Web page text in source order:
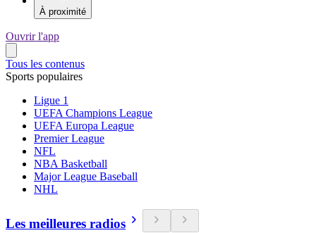
À proximité
Ouvrir l'app
Tous les contenus
Sports populaires
Ligue 1
UEFA Champions League
UEFA Europa League
Premier League
NFL
NBA Basketball
Major League Baseball
NHL
Les meilleures radios